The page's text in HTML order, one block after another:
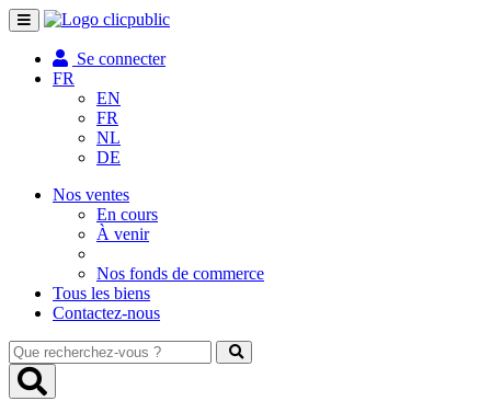
Toggle
navigation
Se connecter
FR
EN
FR
NL
DE
Nos ventes
En cours
À venir
Nos fonds de commerce
Tous les biens
Contactez-nous
Que
recherchez-
vous